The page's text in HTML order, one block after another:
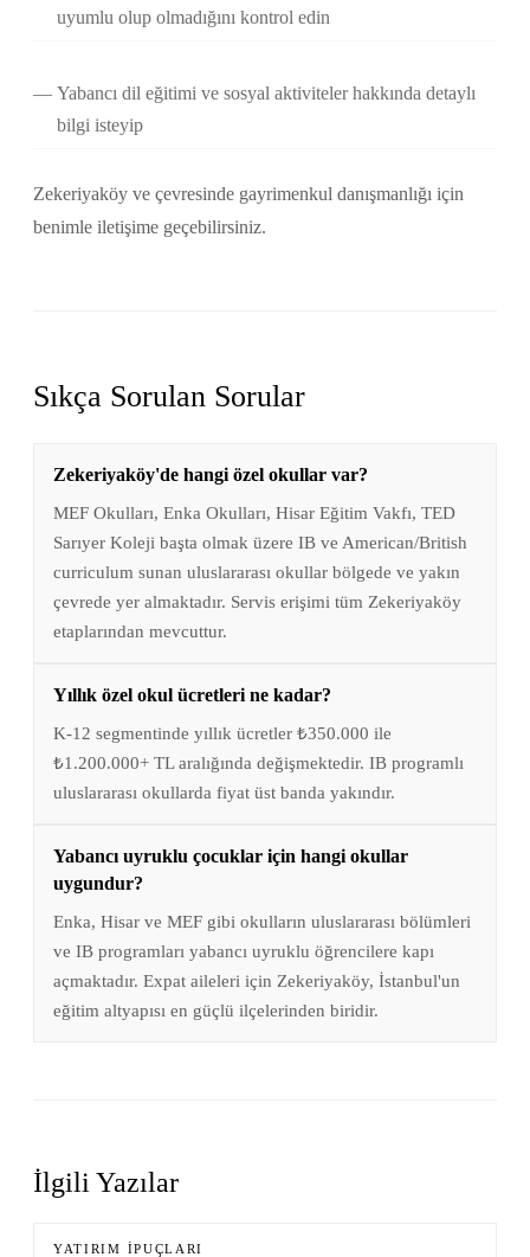
uyumlu olup olmadığını kontrol edin
Yabancı dil eğitimi ve sosyal aktiviteler hakkında detaylı
bilgi isteyip
Zekeriyaköy ve çevresinde gayrimenkul danışmanlığı için
benimle iletişime geçebilirsiniz.
Sıkça Sorulan Sorular
Zekeriyaköy'de hangi özel okullar var?
MEF Okulları, Enka Okulları, Hisar Eğitim Vakfı, TED
Sarıyer Koleji başta olmak üzere IB ve American/British
curriculum sunan uluslararası okullar bölgede ve yakın
çevrede yer almaktadır. Servis erişimi tüm Zekeriyaköy
etaplarından mevcuttur.
Yıllık özel okul ücretleri ne kadar?
K-12 segmentinde yıllık ücretler ₺350.000 ile
₺1.200.000+ TL aralığında değişmektedir. IB programlı
uluslararası okullarda fiyat üst banda yakındır.
Yabancı uyruklu çocuklar için hangi okullar
uygundur?
Enka, Hisar ve MEF gibi okulların uluslararası bölümleri
ve IB programları yabancı uyruklu öğrencilere kapı
açmaktadır. Expat aileleri için Zekeriyaköy, İstanbul'un
eğitim altyapısı en güçlü ilçelerinden biridir.
İlgili Yazılar
YATIRIM İPUÇLARI